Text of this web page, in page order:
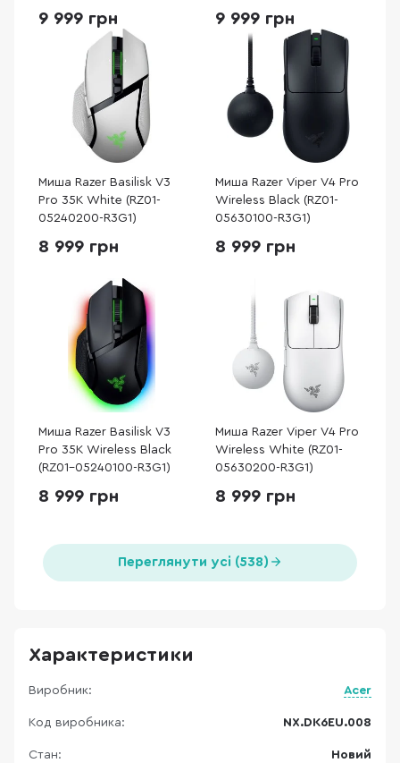
9 999 грн 9 999 грн
Миша Razer Basilisk V3
Pro 35K White (RZ01-
05240200-R3G1)
8 999 грн
Миша Razer Viper V4 Pro
Wireless Black (RZ01-
05630100-R3G1)
8 999 грн
Миша Razer Basilisk V3
Pro 35K Wireless Black
(RZ01-05240100-R3G1)
8 999 грн
Миша Razer Viper V4 Pro
Wireless White (RZ01-
05630200-R3G1)
8 999 грн
Переглянути усі (538)
Характеристики
Виробник: Acer
Код виробника: NX.DK6EU.008
Стан: Новий